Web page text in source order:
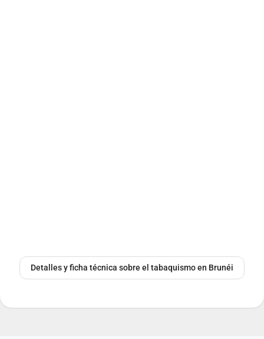
Detalles y ficha técnica sobre el tabaquismo en Brunéi